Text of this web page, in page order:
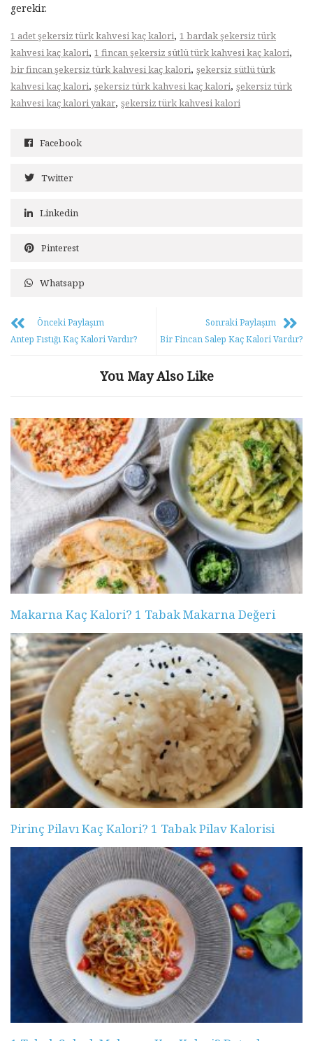
gerekir.
1 adet şekersiz türk kahvesi kaç kalori, 1 bardak şekersiz türk
kahvesi kaç kalori, 1 fincan şekersiz sütlü türk kahvesi kaç kalori,
bir fincan şekersiz türk kahvesi kaç kalori, şekersiz sütlü türk
kahvesi kaç kalori, şekersiz türk kahvesi kaç kalori, şekersiz türk
kahvesi kaç kalori yakar, şekersiz türk kahvesi kalori
Facebook
Twitter
Linkedin
Pinterest
Whatsapp
Önceki Paylaşım
Antep Fıstığı Kaç Kalori Vardır?
Sonraki Paylaşım
Bir Fincan Salep Kaç Kalori Vardır?
You May Also Like
Makarna Kaç Kalori? 1 Tabak Makarna Değeri
Pirinç Pilavı Kaç Kalori? 1 Tabak Pilav Kalorisi